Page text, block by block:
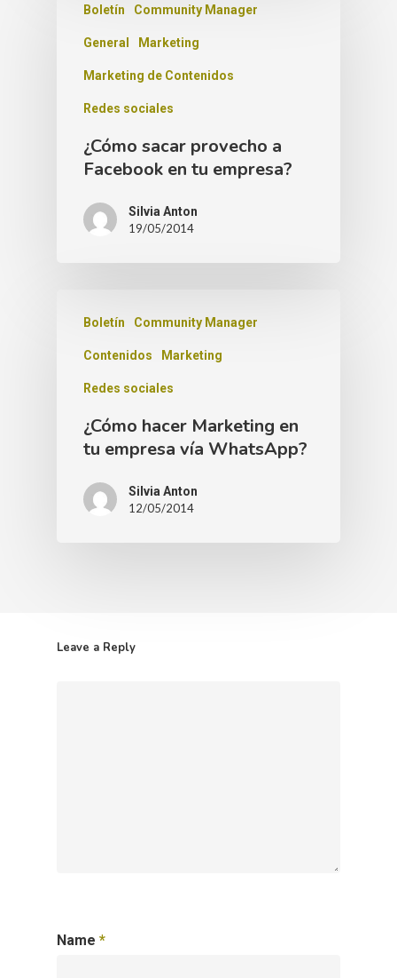
Boletín Community Manager
General Marketing
Marketing de Contenidos
Redes sociales
¿Cómo sacar provecho a
Facebook en tu empresa?
Silvia Anton
19/05/2014
Boletín Community Manager
Contenidos Marketing
Redes sociales
¿Cómo hacer Marketing en
tu empresa vía WhatsApp?
Silvia Anton
12/05/2014
Leave a Reply
Name *